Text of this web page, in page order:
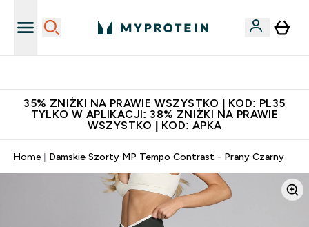
35% ZNIŻKI NA PRAWIE WSZYSTKO | KOD: PL35
TYLKO W APLIKACJI: 38% ZNIŻKI NA PRAWIE
WSZYSTKO | KOD: APKA
Home Damskie Szorty MP Tempo Contrast - Prany Czarny